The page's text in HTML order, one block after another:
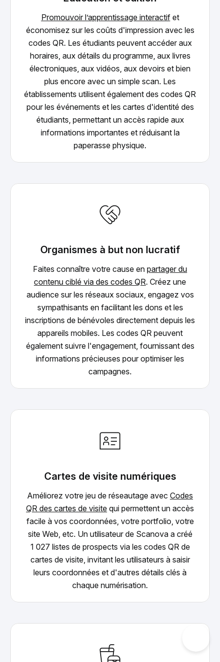
Promouvoir l’apprentissage interactifet
économisez sur les coûts d'impression avec les
codes QR. Les étudiants peuvent accéder aux
horaires, aux détails du programme, aux livres
électroniques, aux vidéos, aux devoirs et bien
plus encore avec un simple scan. Les
établissements utilisent également des codes QR
pour les événements et les cartes d'identité des
étudiants, permettant un accès rapide aux
informations importantes et réduisant la
paperasse physique.
Organismes à but non lucratif
Faites connaître votre cause en partager du
contenu ciblé via des codes QR. Créez une
audience sur les réseaux sociaux, engagez vos
sympathisants en facilitant les dons et les
inscriptions de bénévoles directement depuis les
appareils mobiles. Les codes QR peuvent
également suivre l'engagement, fournissant des
informations précieuses pour optimiser les
campagnes.
Cartes de visite numériques
Améliorez votre jeu de réseautage avec Codes
QR des cartes de visite qui permettent un accès
facile à vos coordonnées, votre portfolio, votre
site Web, etc. Un utilisateur de Scanova a créé
1 027 listes de prospects via les codes QR de
cartes de visite, invitant les utilisateurs à saisir
leurs coordonnées et d'autres détails clés à
chaque numérisation.
ENGLISH
SPANISH
×
This website uses cookies
This website uses cookies to improve user
experience. By using our website you
consent to all cookies in accordance with